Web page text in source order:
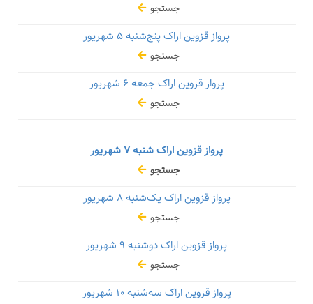
جستجو
پرواز قزوین اراک پنج‌شنبه
جستجو
پرواز قزوین اراک جمعه
جستجو
پرواز قزوین اراک شنبه
جستجو
پرواز قزوین اراک یک‌شنبه۸ شهریور
جستجو
پرواز قزوین اراک دوشنبه
جستجو
پرواز قزوین اراک سه‌شنبه۱۰ شهریور